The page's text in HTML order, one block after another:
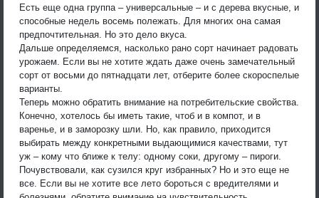
Есть еще одна группа – универсальные – и с дерева вкусные, и
способные недель восемь полежать. Для многих она самая
предпочтительная. Но это дело вкуса.
Дальше определяемся, насколько рано сорт начинает радовать
урожаем. Если вы не хотите ждать даже очень замечательный
сорт от восьми до пятнадцати лет, отберите более скороспелые
варианты.
Теперь можно обратить внимание на потребительские свойства.
Конечно, хотелось бы иметь такие, чтоб и в компот, и в
варенье, и в заморозку шли. Но, как правило, приходится
выбирать между конкретными выдающимися качествами, тут
уж – кому что ближе к телу: одному соки, другому – пироги.
Почувствовали, как сузился круг избранных? Но и это еще не
все. Если вы не хотите все лето бороться с вредителями и